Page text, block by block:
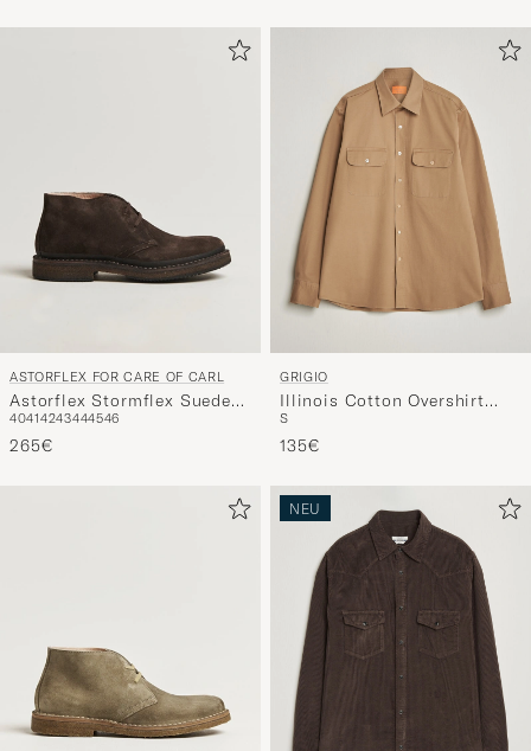
ASTORFLEX FOR CARE OF CARL
Astorflex Stormflex Suede
Dark Brown
40414243444546
265€
GRIGIO
Illinois Cotton Overshirt
Khaki
S
135€
NEU